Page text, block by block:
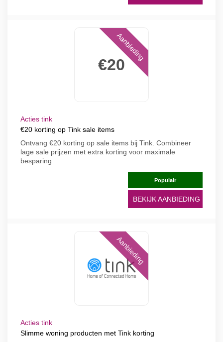
€20
Aanbieding
Acties tink
€20 korting op Tink sale items
Ontvang €20 korting op sale items bij Tink. Combineer
lage sale prijzen met extra korting voor maximale
besparing
Populair
BEKIJK AANBIEDING
Aanbieding
Acties tink
Slimme woning producten met Tink korting